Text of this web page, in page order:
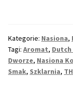
Przewaga Sativa
100% Indica
Kategorie: Nasiona,
Tagi: Aromat, Dutch
Dworze, Nasiona
Smak, Szklarnia,